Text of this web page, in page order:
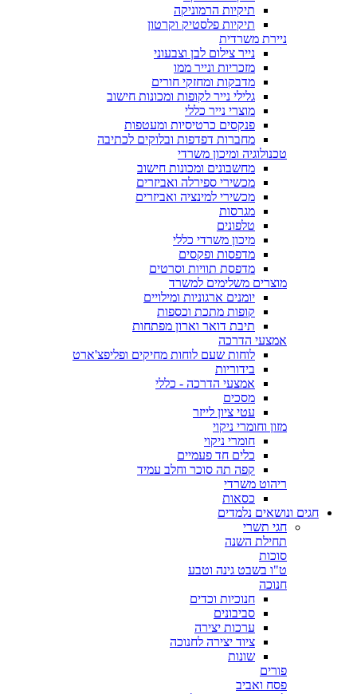
תיקיות הרמוניקה
תיקיות פלסטיק וקרטון
ניירת משרדית
נייר צילום לבן וצבעוני
מזכריות ונייר ממו
מדבקות ומחזקי חורים
גלילי נייר לקופות ומכונות חישוב
מוצרי נייר כללי
פנקסים כרטיסיות ומעטפות
מחברות דפדפות ובלוקים לכתיבה
טכנולוגיה ומיכון משרדי
מחשבונים ומכונות חישוב
מכשירי ספירלה ואביזרים
מכשירי למינציה ואביזרים
מגרסות
טלפונים
מיכון משרדי כללי
מדפסות ופקסים
מדפסת תוויות וסרטים
מוצרים משלימים למשרד
יומנים ארגוניות ומילויים
קופות מתכת וכספות
תיבת דואר וארון מפתחות
אמצעי הדרכה
לוחות שעם לוחות מחיקים ופליפצ'ארט
בידוריות
אמצעי הדרכה - כללי
מסכים
עטי ציון לייזר
מזון וחומרי ניקוי
חומרי ניקוי
כלים חד פעמיים
קפה תה סוכר וחלב עמיד
ריהוט משרדי
כסאות
חגים ונושאים נלמדים
חגי תשרי
תחילת השנה
סוכות
ט"ו בשבט גינה וטבע
חנוכה
חנוכיות וכדים
סביבונים
ערכות יצירה
ציוד יצירה לחנוכה
שונות
פורים
פסח ואביב